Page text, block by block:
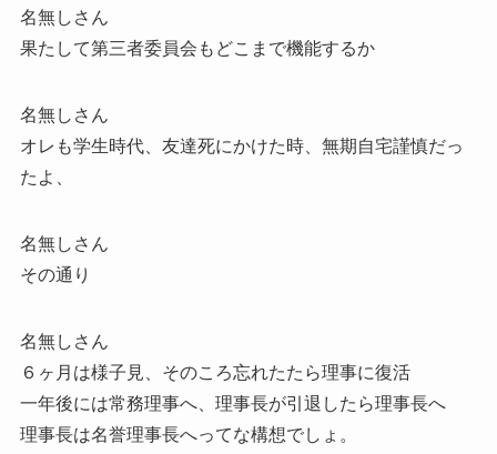
名無しさん
果たして第三者委員会もどこまで機能するか
名無しさん
オレも学生時代、友達死にかけた時、無期自宅謹慎だっ
たよ、
名無しさん
その通り
名無しさん
６ヶ月は様子見、そのころ忘れたたら理事に復活
一年後には常務理事へ、理事長が引退したら理事長へ
理事長は名誉理事長へってな構想でしょ。